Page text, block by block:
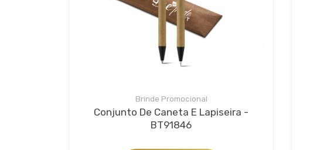
Brinde Promocional
Conjunto De Caneta E Lapiseira -
BT91846